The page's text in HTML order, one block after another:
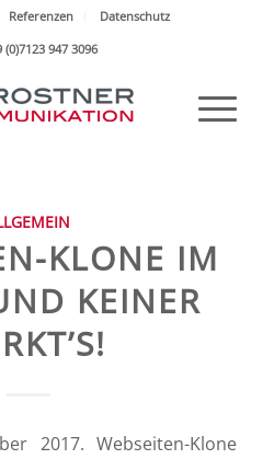
Referenzen
Datenschutz
(0)7123 947 3096
KLONE IM
KEINER
2017. Webseiten-Klone